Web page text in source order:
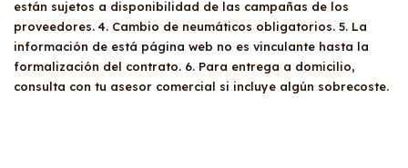
están sujetos a disponibilidad de las campañas de los
proveedores. 4. Cambio de neumáticos obligatorios. 5. La
información de está página web no es vinculante hasta la
formalización del contrato. 6. Para entrega a domicilio,
consulta con tu asesor comercial si incluye algún sobrecoste.